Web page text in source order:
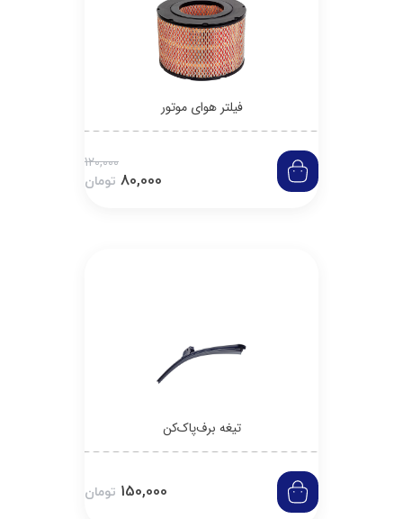
فیلتر هوای موتور
80,000 تومان
تیغه برف‌پاک‌کن
150,000 تومان